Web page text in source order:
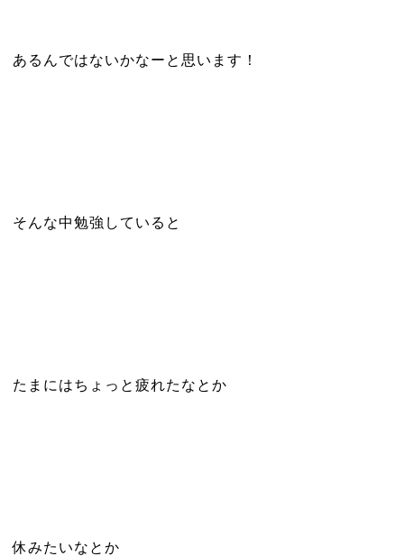
あるんではないかなーと思います！
そんな中勉強していると
たまにはちょっと疲れたなとか
休みたいなとか